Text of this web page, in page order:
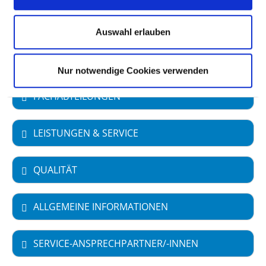
Auswahl erlauben
Nur notwendige Cookies verwenden
Akademisches Lehrkrankenhaus
Universität Leipzig
FACHABTEILUNGEN
LEISTUNGEN & SERVICE
QUALITÄT
ALLGEMEINE INFORMATIONEN
SERVICE-ANSPRECHPARTNER/-INNEN